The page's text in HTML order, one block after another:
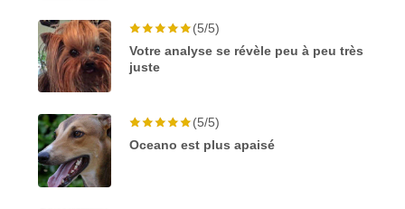
(5/5)
Votre analyse se révèle peu à peu très
juste
(5/5)
Oceano est plus apaisé